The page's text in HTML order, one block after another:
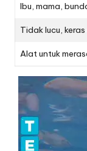
Ibu, mama,
Tidak lucu,
Alat untuk